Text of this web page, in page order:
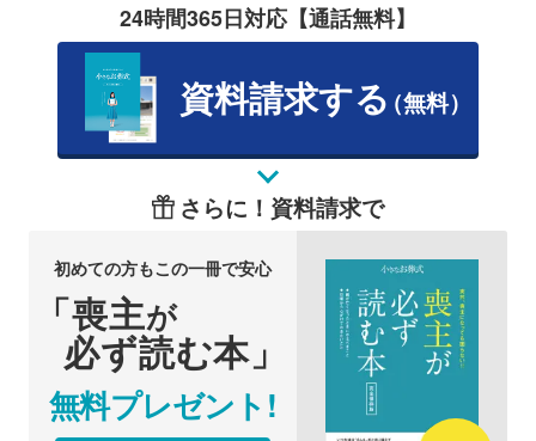
24時間365日対応【通話無料】
資料請求する（無料）
さらに！資料請求で
初めての方もこの一冊で安心
「喪主が
必ず読む本」
無料プレゼント!